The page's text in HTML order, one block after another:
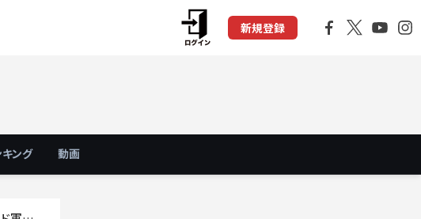
新規登録
ング 動画